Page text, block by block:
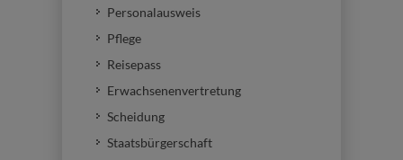
Personalausweis
Pflege
Reisepass
Erwachsenenvertretung
Scheidung
Staatsbürgerschaft